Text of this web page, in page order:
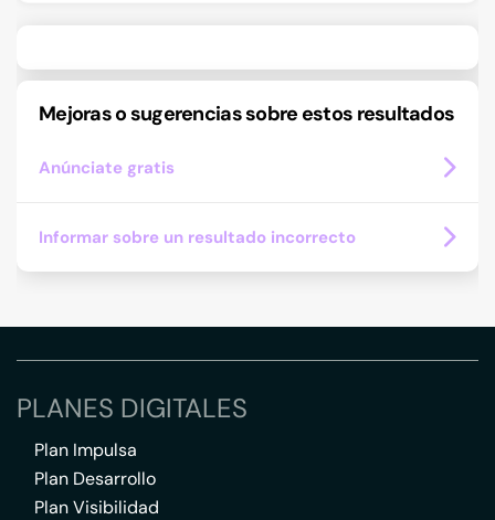
Mejoras o sugerencias sobre estos resultados
Anúnciate gratis
Informar sobre un resultado incorrecto
PLANES DIGITALES
Plan Impulsa
Plan Desarrollo
Plan Visibilidad